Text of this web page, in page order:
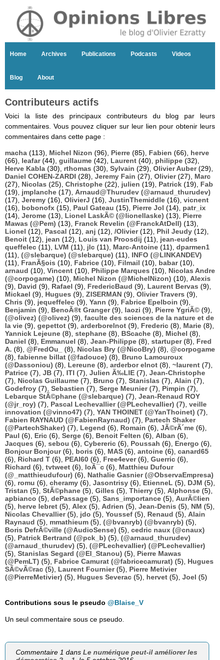
Home Archives Publications Podcasts Videos
Blog About
Contributeurs actifs
Voici la liste des principaux contributeurs du blog par leurs
commentaires. Vous pouvez cliquer sur leur lien pour obtenir leurs
commentaires dans cette page :
macha (113), Michel Nizon (96), Pierre (85), Fabien (66), herve
(66), leafar(44), guillaume (42), Laurent (40), philippe (32),
Herve Kabla (30), rthomas (30), Sylvain (29), Olivier Auber(29),
Daniel COHEN-ZARDI (28), Jeremy Fain (27), Olivier(27), Marc
(27), Nicolas (25), Christophe (22), julien (19), Patrick (19), Fab
(19), jmplanche (17), Arnaud@Thurudev (@arnaud_thurudev)
(17), Jeremy (16), OlivierJ (16), JustinThemiddle (16), vicnent
(16), bobonofx (15), Paul Gateau (15), Pierre Jol (14), patr_ix
(14), Jerome (13), Lionel LaskÃ© (@lionellaske) (13), Pierre
Mawas (@Pem) (13), Franck Revelin (@FranckAtDell) (13),
Lionel (12), Pascal (12), anj (12), /Olivier(12), Phil Jeudy (12),
Benoit (12), jean (12), Louis van Proosdij (11), jean-eudes
queffelec (11), LVM (11), jlc (11), Marc-Antoine (11), dparmen1
(11), (@slebarque) (@slebarque) (11), INFO (@LINKANDEV)
(11), FranÃ§ois (10), Fabrice (10), Filmail (10), babar(10),
arnaud (10), Vincent (10), Philippe Marques (10), Nicolas Andre
(@corpogame) (10), Michel Nizon (@MichelNizon) (10), Alexis
(9), David (9), Rafael (9), FredericBaud (9), Laurent Bervas (9),
Mickael (9), Hugues (9), ZISERMAN (9), Olivier Travers (9),
Chris (9), jequeffelec (9), Yann (9), Fabrice Epelboin (9),
Benjamin (9), BenoÃ®t Granger(9), laozi (9), Pierre YgriÃ© (9),
(@olivez) (@olivez) (9), faculte des sciences de la nature et de
la vie (9), gepettot (9), arderborelnot (9), Frederic (8), Marie (8),
Yannick Lejeune (8), stephane (8), BScache (8), Michel (8),
Daniel (8), Emmanuel (8), Jean-Philippe (8), startuper(8), Fred
A. (8), @FredOu_ (8), Nicolas Bry (@NicoBry) (8), @corpogame
(8), fabienne billat (@fadouce) (8), Bruno Lamouroux
(@Dassoniou) (8), Lereune (8), arderbor elnot (8), ~laurent (7),
Patrice (7), JB (7), ITI (7), Julien Ã‰LIE (7), Jean-Christophe
(7), Nicolas Guillaume (7), Bruno (7), Stanislas (7), Alain (7),
Godefroy (7), Sebastien (7), Serge Meunier(7), Pimpin (7),
Lebarque StÃ©phane (@slebarque) (7), Jean-Renaud ROY
(@jr_roy) (7), Pascal Lechevallier (@PLechevallier) (7), veille
innovation (@vinno47) (7), YAN THOINET (@YanThoinet) (7),
Fabien RAYNAUD (@FabienRaynaud) (7), Partech Shaker
(@PartechShaker) (7), Legend (6), Romain (6), JÃ©rÃ´me (6),
Paul (6), Eric (6), Serge (6), Benoit Felten (6), Alban (6),
Jacques (6), sebou (6), Cybereric (6), Poussah (6), Energo (6),
Bonjour Bonjour(6), boris (6), MAS (6), antoine (6), canard65
(6), Richard T (6), PEAI60 (6), Free4ever(6), Guerric (6),
Richard (6), tvtweet (6), loÃ¯c (6), Matthieu Dufour
(@_matthieudufour) (6), Nathalie Gasnier (@ObservaEmpresa)
(6), romu (6), cheramy (6), Jasontrisy (6), EtienneL (5), DJM (5),
Tristan (5), StÃ©phane (5), Gilles (5), Thierry (5), Alphonse (5),
apbianco (5), dePassage (5), Sans_importance (5), AurÃ©lien
(5), herve lebret (5), Alex (5), Adrien (5), Jean-Denis (5), NM (5),
Nicolas Chevallier(5), jdo (5), Youssef (5), Renaud (5), Alain
Raynaud (5), mmathieum (5), (@bvanryb) (@bvanryb) (5),
Boris DefrÃ©ville (@AudioSense) (5), cedric naux (@cnaux)
(5), Patrick Bertrand (@pck_b) (5), (@arnaud_thurudev)
(@arnaud_thurudev) (5), (@PLechevallier) (@PLechevallier)
(5), Stanislas Segard (@El_Stanou) (5), Pierre Mawas
(@PemLT) (5), Fabrice Camurat (@fabricecamurat) (5), Hugues
SÃ©vÃ©rac (5), Laurent Fournier(5), Pierre Metivier
(@PierreMetivier) (5), Hugues Severac (5), hervet (5), Joel (5)
Contributions sous le pseudo @Blaise_V
Un seul commentaire sous ce pseudo.
Commentaire 1 dansLe numérique peut-il améliorer les